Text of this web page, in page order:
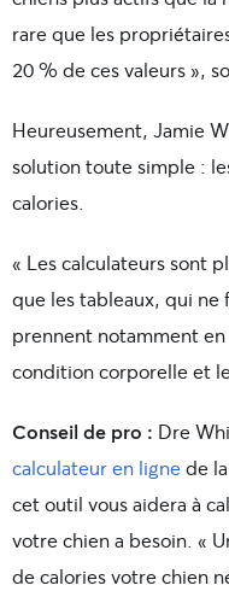
rare que les
20 % de ces valeurs »,
Heureusement, Jamie
solution toute simple :
calories.
« Les calculateurs sont
que les tableaux, qui ne
prennent notamment
condition corporelle et
Conseil de pro : Dre
calculateur en ligne de
cet outil vous aidera à
votre chien a besoin. «
de calories votre chien